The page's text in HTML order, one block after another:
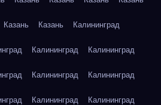
Казань Казань Калининград
Калининград Калининград
Калининград Калининград
Калининград Калининград